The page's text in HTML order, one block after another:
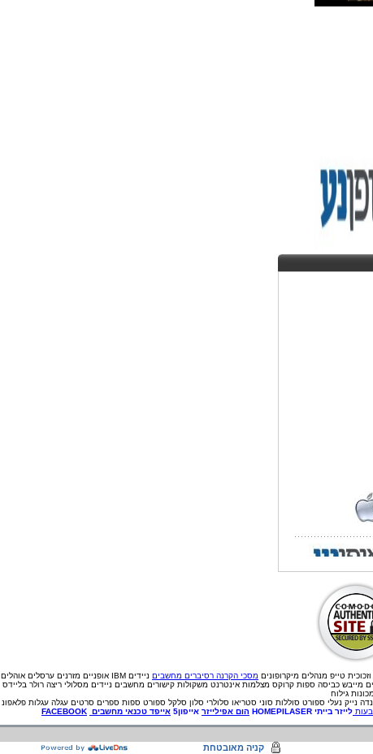
טייפ מנהלים מיקרופונים מסכי הקרנה רסיברים מחשבים ניידים IBM אופניים מזרנים ערסלים אוהלים
מייבש כביסה ספות קרוקס מצלמות אינטרנט משקולות קישורים מחשבים ניידים מסלולי ריצה רולר בליידס
מכונות גילוח
נייק נעלי ספורט סוללות סוני סטריאו סלולרי סלון סלקל ספורט ספות ספרים סרטים עגלה עגלות פלאפונ
לייזר בייתי HOMEPILASER הום אפילייזר אייפון5 אייפד טכנאי מחשבים FACEBOOK
קניה מאובטחת